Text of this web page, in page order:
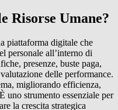
Risorse Umane?
piattaforma digitale che
personale all’interno di
presenze, buste paga,
delle performance.
migliorando efficienza,
uno strumento essenziale per
la crescita strategica